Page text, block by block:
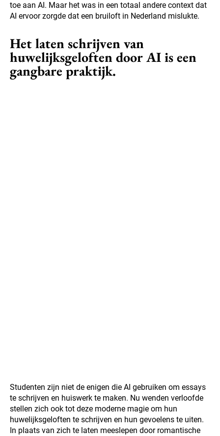
toe aan AI. Maar het was in een totaal andere context dat
AI ervoor zorgde dat een bruiloft in Nederland mislukte.
Het laten schrijven van
huwelijksgeloften door AI is een
gangbare praktijk.
Studenten zijn niet de enigen die AI gebruiken om essays
te schrijven en huiswerk te maken. Nu wenden verloofde
stellen zich ook tot deze moderne magie om hun
huwelijksgeloften te schrijven en hun gevoelens te uiten.
In plaats van zich te laten meeslepen door romantische